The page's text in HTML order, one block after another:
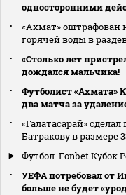
односторонними
«Ахмат» оштрафован
горячей воды в
«Столько лет
дождался мальчика!
Футболист «Ахмата»
два матча за
«Галатасарай»
Батракову в размере
Футбол. Fonbet Кубок
УЕФА потребовал от
больше не будет